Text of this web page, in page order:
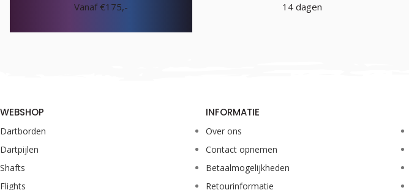
Vanaf €175,- 14 dagen
WEBSHOP
Dartborden
Dartpijlen
Shafts
Flights
INFORMATIE
Over ons
Contact opnemen
Betaalmogelijkheden
Retourinformatie